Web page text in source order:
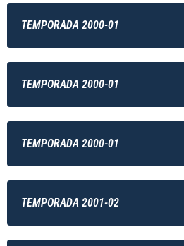
TEMPORADA 2000-01
TEMPORADA 2000-01
TEMPORADA 2000-01
TEMPORADA 2001-02